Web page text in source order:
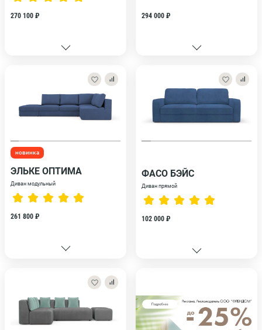
270 100 ₽ 294 000 ₽
новинка
ЭЛЬКЕ ОПТИМА
Диван модульный
261 800 ₽
ФАСО БЭЙС
Диван прямой
102 000 ₽